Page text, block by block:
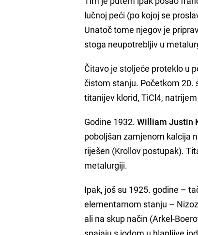
lučnoj peći (po kojoj se
Unatoč tome njegov je
stoga neupotrebljiv u
Čitavo je stoljeće proteklo u
čistom stanju. Početkom 20.
titanijev klorid, TiCl4,
Godine 1932.William Justin
poboljšan zamjenom kalcija
riješen (Krollov postupak).
metalurgiji.
Ipak, još su 1925. godine –
elementarnom stanju –
ali na skup način (Arkel-